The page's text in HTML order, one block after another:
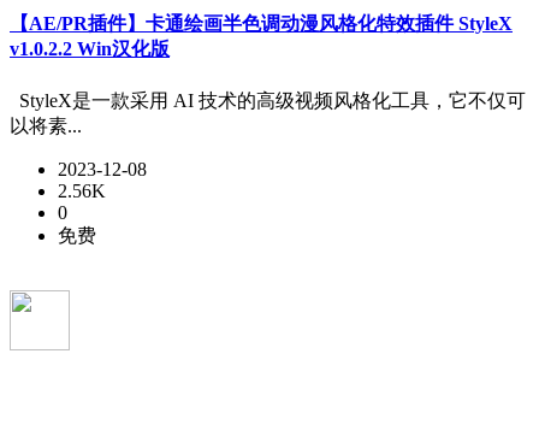
【AE/PR插件】卡通绘画半色调动漫风格化特效插件 StyleX
v1.0.2.2 Win汉化版
StyleX是一款采用 AI 技术的高级视频风格化工具，它不仅可
以将素...
2023-12-08
2.56K
0
免费